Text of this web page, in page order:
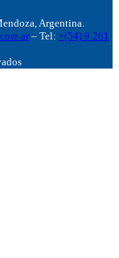
Argentina.
– Tel: +(54) 9 261